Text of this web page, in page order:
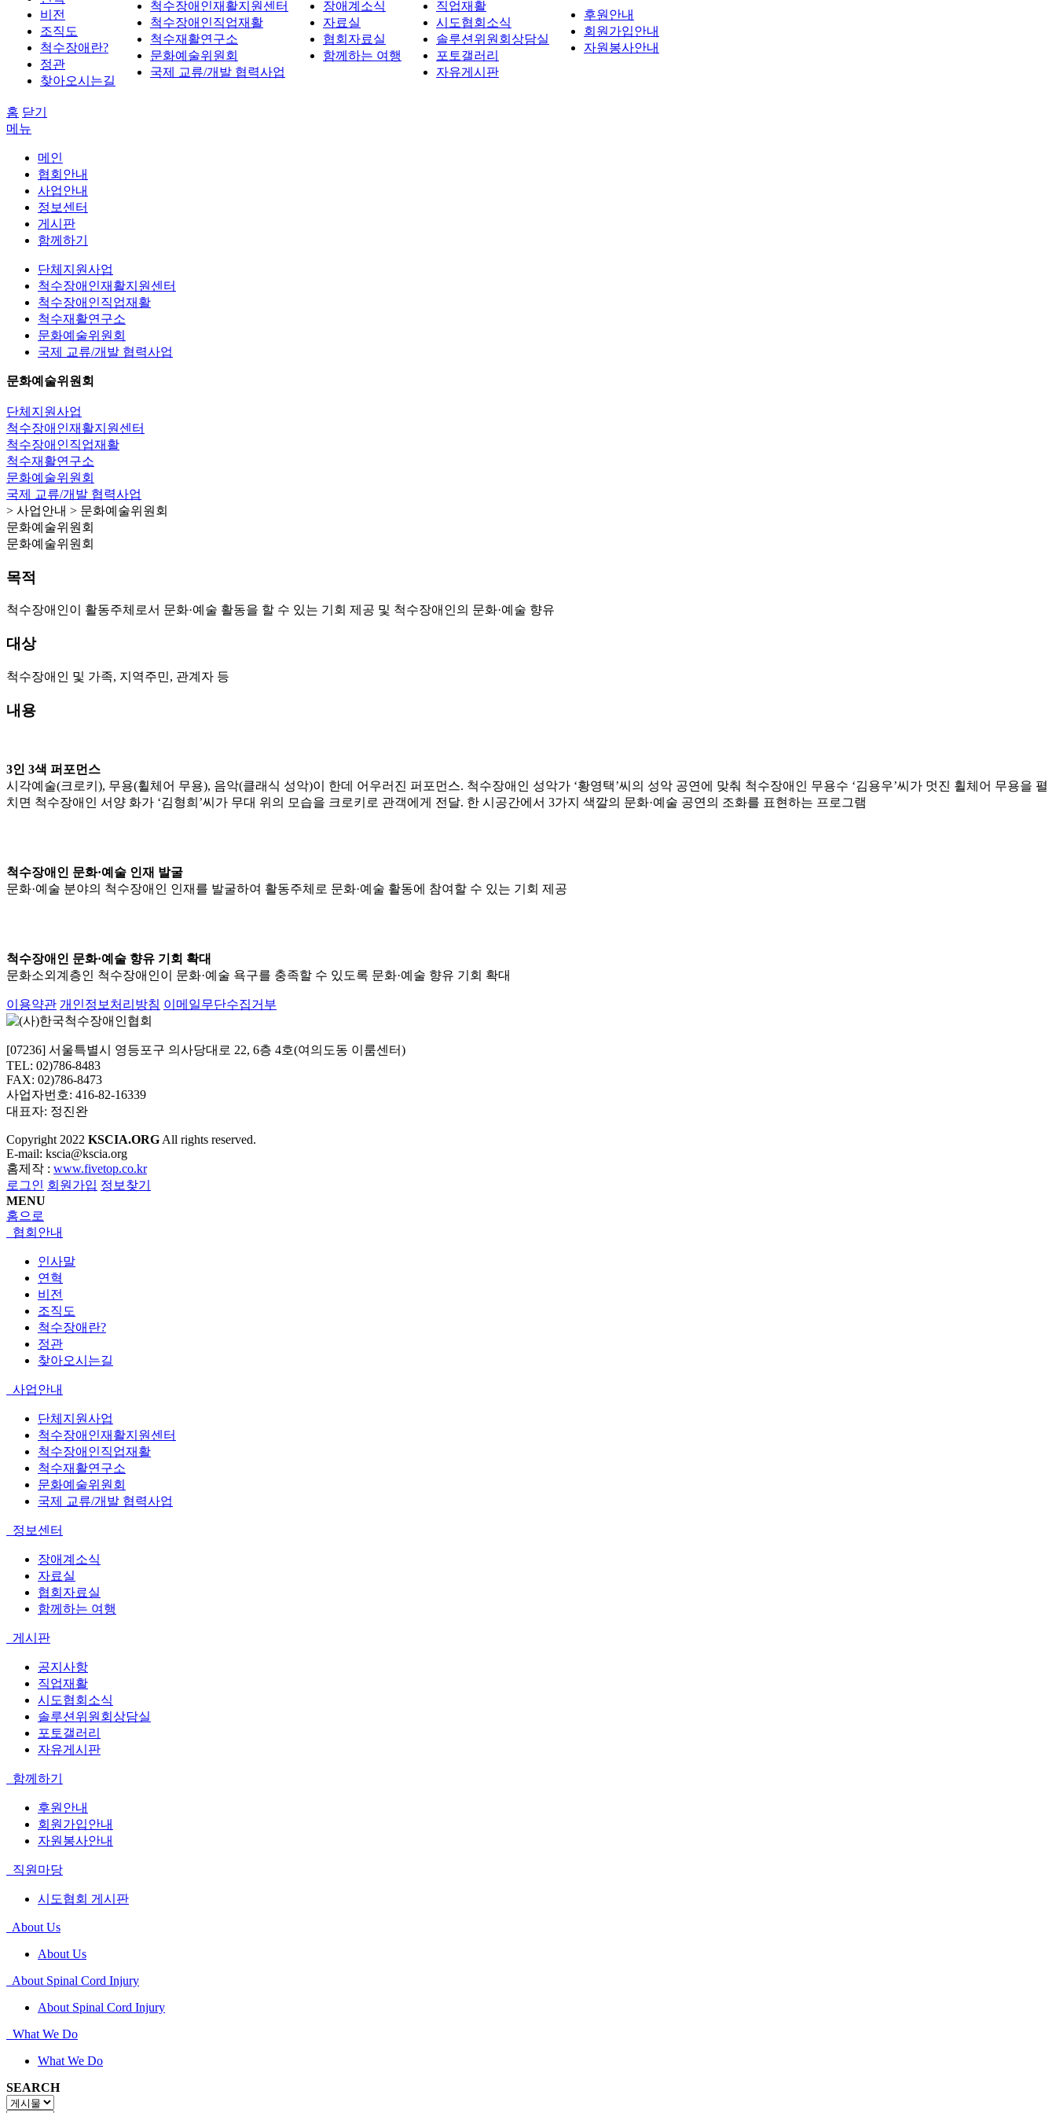
비전
조직도
척수장애란?
정관
찾아오시는길
척수장애인재활지원센터
척수장애인직업재활
척수재활연구소
문화예술위원회
국제 교류/개발 협력사업
장애계소식
자료실
협회자료실
함께하는 여행
직업재활
시도협회소식
솔루션위원회상담실
포토갤러리
자유게시판
후원안내
회원가입안내
자원봉사안내
홈 닫기
메뉴
메인
협회안내
사업안내
정보센터
게시판
함께하기
단체지원사업
척수장애인재활지원센터
척수장애인직업재활
척수재활연구소
문화예술위원회
국제 교류/개발 협력사업
문화예술위원회
단체지원사업
척수장애인재활지원센터
척수장애인직업재활
척수재활연구소
문화예술위원회
국제 교류/개발 협력사업
> 사업안내 > 문화예술위원회
문화예술위원회
문화예술위원회
목적
척수장애인이 활동주체로서 문화·예술 활동을 할 수 있는 기회 제공 및 척수장애인의 문화·예술 향유
대상
척수장애인 및 가족, 지역주민, 관계자 등
내용
3인 3색 퍼포먼스
시각예술(크로키), 무용(휠체어 무용), 음악(클래식 성악)이 한데 어우러진 퍼포먼스. 척수장애인 성악가 ‘황영택’씨의 성악 공연에 맞춰 척수장애인 무용수 ‘김용우’씨가 멋진 휠체어 무용을 펼
치면 척수장애인 서양 화가 ‘김형희’씨가 무대 위의 모습을 크로키로 관객에게 전달. 한 시공간에서 3가지 색깔의 문화·예술 공연의 조화를 표현하는 프로그램
척수장애인 문화·예술 인재 발굴
문화·예술 분야의 척수장애인 인재를 발굴하여 활동주체로 문화·예술 활동에 참여할 수 있는 기회 제공
척수장애인 문화·예술 향유 기회 확대
문화소외계층인 척수장애인이 문화·예술 욕구를 충족할 수 있도록 문화·예술 향유 기회 확대
이용약관 개인정보처리방침 이메일무단수집거부
[07236] 서울특별시 영등포구 의사당대로 22, 6층 4호(여의도동 이룸센터)
TEL: 02)786-8483
FAX: 02)786-8473
사업자번호: 416-82-16339
대표자: 정진완
Copyright 2022 KSCIA.ORG All rights reserved.
E-mail: kscia@kscia.org
홈제작 : www.fivetop.co.kr
로그인 회원가입 정보찾기
MENU
홈으로
협회안내
인사말
연혁
비전
조직도
척수장애란?
정관
찾아오시는길
사업안내
단체지원사업
척수장애인재활지원센터
척수장애인직업재활
척수재활연구소
문화예술위원회
국제 교류/개발 협력사업
정보센터
장애계소식
자료실
협회자료실
함께하는 여행
게시판
공지사항
직업재활
시도협회소식
솔루션위원회상담실
포토갤러리
자유게시판
함께하기
후원안내
회원가입안내
자원봉사안내
직원마당
시도협회 게시판
About Us
About Us
About Spinal Cord Injury
About Spinal Cord Injury
What We Do
What We Do
SEARCH